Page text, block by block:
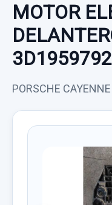
MOTOR
PORSCHE